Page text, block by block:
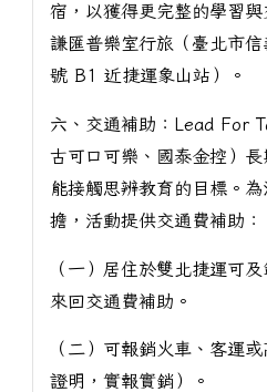
宿，以獲得更完整的學習與
謙匯普樂室行旅（臺北市
號 B1 近捷運象山站）。
六、交通補助：Lead For
古可口可樂、國泰金控）
能接觸思辨教育的目標。
擔，活動提供交通費補助：
（一）居住於雙北捷運可
來回交通費補助。
（二）可報銷火車、客運
證明，實報實銷）。